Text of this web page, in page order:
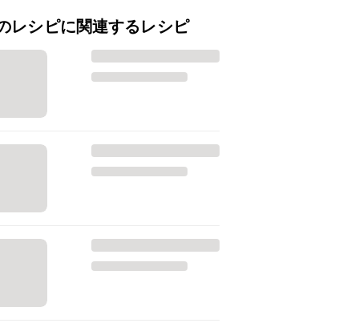
レシピに関連するレシピ